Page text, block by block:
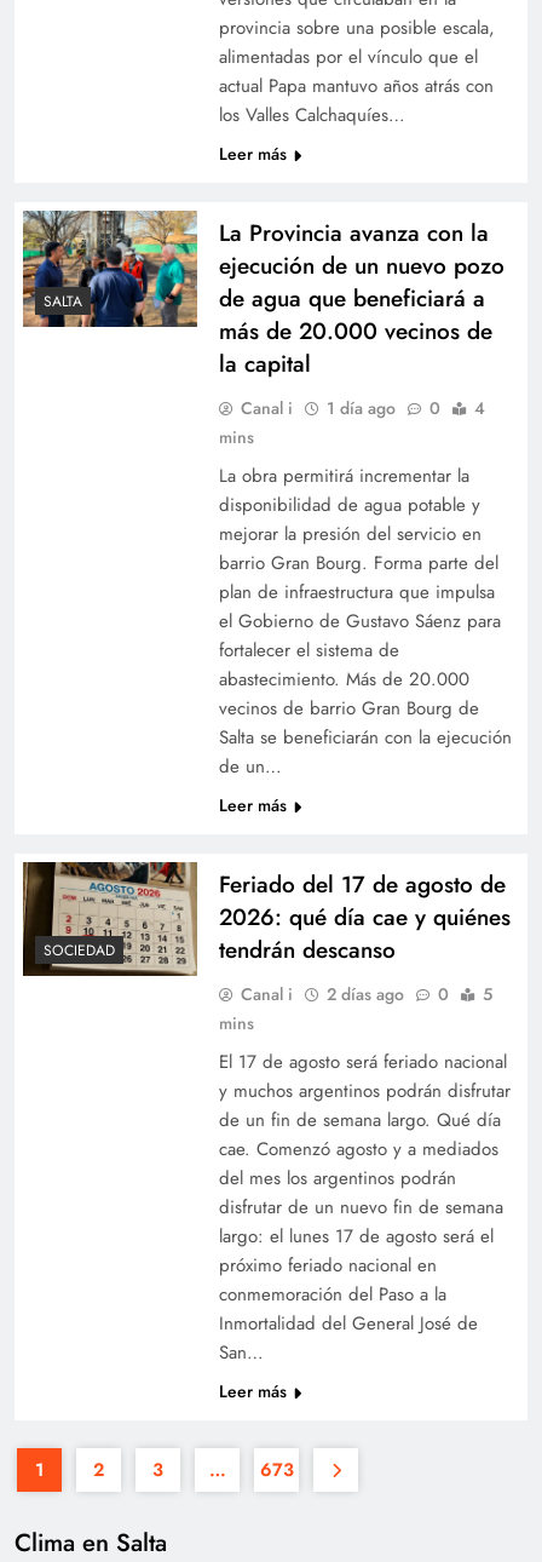
provincia sobre una posible escala,
alimentadas por el vínculo que el
actual Papa mantuvo años atrás con
los Valles Calchaquíes…
Leer más
SALTA
La Provincia avanza con la
ejecución de un nuevo pozo
de agua que beneficiará a
más de 20.000 vecinos de
la capital
Canal i 1 día ago 0
4
mins
La obra permitirá incrementar la
disponibilidad de agua potable y
mejorar la presión del servicio en
barrio Gran Bourg. Forma parte del
plan de infraestructura que impulsa
el Gobierno de Gustavo Sáenz para
fortalecer el sistema de
abastecimiento. Más de 20.000
vecinos de barrio Gran Bourg de
Salta se beneficiarán con la ejecución
de un…
Leer más
SOCIEDAD
Feriado del 17 de agosto de
2026: qué día cae y quiénes
tendrán descanso
Canal i 2 días ago 0
5
mins
El 17 de agosto será feriado nacional
y muchos argentinos podrán disfrutar
de un fin de semana largo. Qué día
cae. Comenzó agosto y a mediados
del mes los argentinos podrán
disfrutar de un nuevo fin de semana
largo: el lunes 17 de agosto será el
próximo feriado nacional en
conmemoración del Paso a la
Inmortalidad del General José de
San…
Leer más
1 2 3 … 673
Clima en Salta